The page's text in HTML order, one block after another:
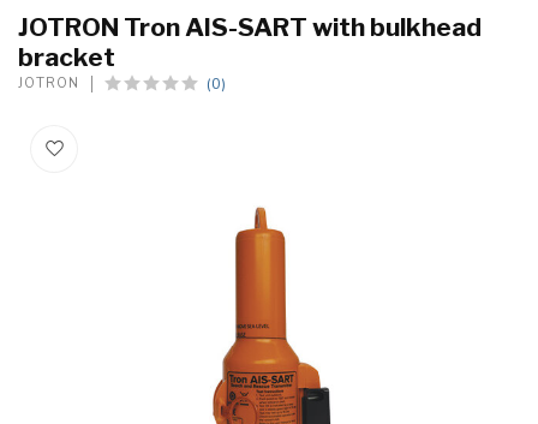
JOTRON Tron AIS-SART with bulkhead
bracket
JOTRON (0)